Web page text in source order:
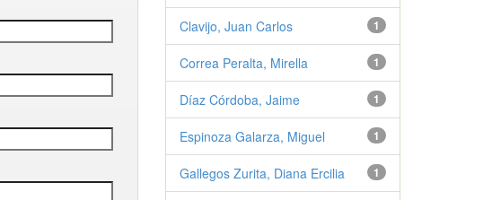
1
Clavijo, Juan Carlos
1
Correa Peralta, Mirella
1
Díaz Córdoba, Jaime
1
Espinoza Galarza, Miguel
1
Gallegos Zurita, Diana Ercilia